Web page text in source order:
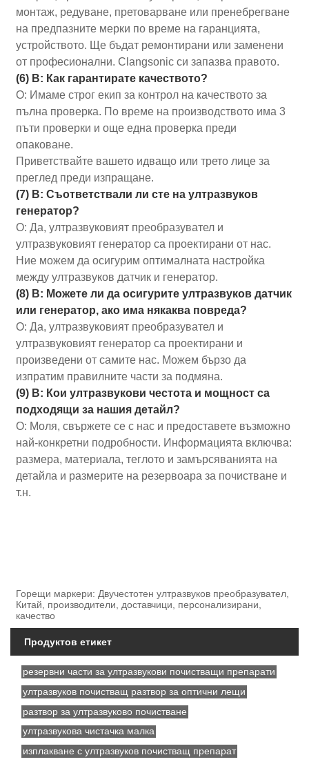
монтаж, редуване, претоварване или пренебрегване
на предпазните мерки по време на гаранцията,
устройството. Ще бъдат ремонтирани или заменени
от професионални. Clangsonic си запазва правото.
(6) В: Как гарантирате качеството?
О: Имаме строг екип за контрол на качеството за
пълна проверка. По време на производството има 3
пъти проверки и още една проверка преди
опаковане.
Приветствайте вашето идващо или трето лице за
преглед преди изпращане.
(7) В: Съответствали ли сте на ултразвуков
генератор?
О: Да, ултразвуковият преобразувател и
ултразвуковият генератор са проектирани от нас.
Ние можем да осигурим оптималната настройка
между ултразвуков датчик и генератор.
(8) В: Можете ли да осигурите ултразвуков датчик
или генератор, ако има някаква повреда?
О: Да, ултразвуковият преобразувател и
ултразвуковият генератор са проектирани и
произведени от самите нас. Можем бързо да
изпратим правилните части за подмяна.
(9) В: Кои ултразвукови честота и мощност са
подходящи за нашия детайл?
О: Моля, свържете се с нас и предоставете възможно
най-конкретни подробности. Информацията включва:
размера, материала, теглото и замърсяванията на
детайла и размерите на резервоара за почистване и
т.н.
Горещи маркери: Двучестотен ултразвуков преобразувател,
Китай, производители, доставчици, персонализирани,
качество
Продуктов етикет
резервни части за ултразвукови почистващи препарати
ултразвуков почистващ разтвор за оптични лещи
разтвор за ултразвуково почистване
ултразвукова чистачка малка
изплакване с ултразвуков почистващ препарат